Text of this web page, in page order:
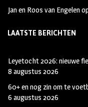
Jan en Roos van Engelen
LAATSTE BERICHTEN
Leyetocht 2026: nieuwe
8 augustus 2026
60+ en nog zin om te
6 augustus 2026